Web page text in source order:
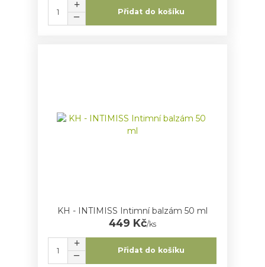
Přidat do košíku
KH - INTIMISS Intimní balzám 50 ml
449 Kč/ks
Přidat do košíku